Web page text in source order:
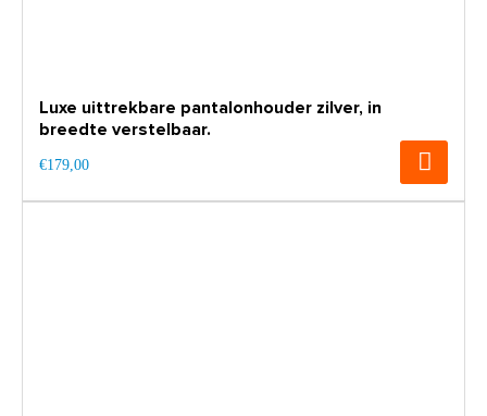
Luxe uittrekbare pantalonhouder zilver, in
breedte verstelbaar.
€179,00